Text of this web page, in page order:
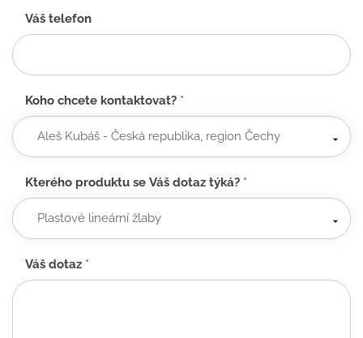
Váš telefon
Koho chcete kontaktovat? *
Kterého produktu se Váš dotaz týká? *
Váš dotaz *